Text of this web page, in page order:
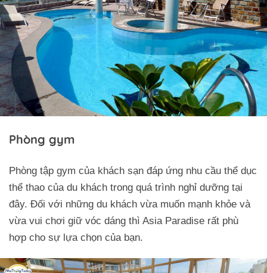
Phòng gym
Phòng tập gym của khách sạn đáp ứng nhu cầu thể dục
thể thao của du khách trong quá trình nghỉ dưỡng tại
đây. Đối với những du khách vừa muốn mạnh khỏe và
vừa vui chơi giữ vóc dáng thì Asia Paradise rất phù
hợp cho sự lựa chọn của bạn.